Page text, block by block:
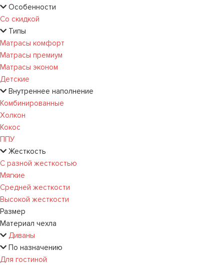
Особенности
Со скидкой
Типы
Матрасы комфорт
Матрасы премиум
Матрасы эконом
Детские
Внутреннее наполнение
Комбинированные
Холкон
Кокос
ППУ
Жесткость
С разной жесткостью
Мягкие
Средней жесткости
Высокой жесткости
Размер
Материал чехла
Диваны
По назначению
Для гостиной